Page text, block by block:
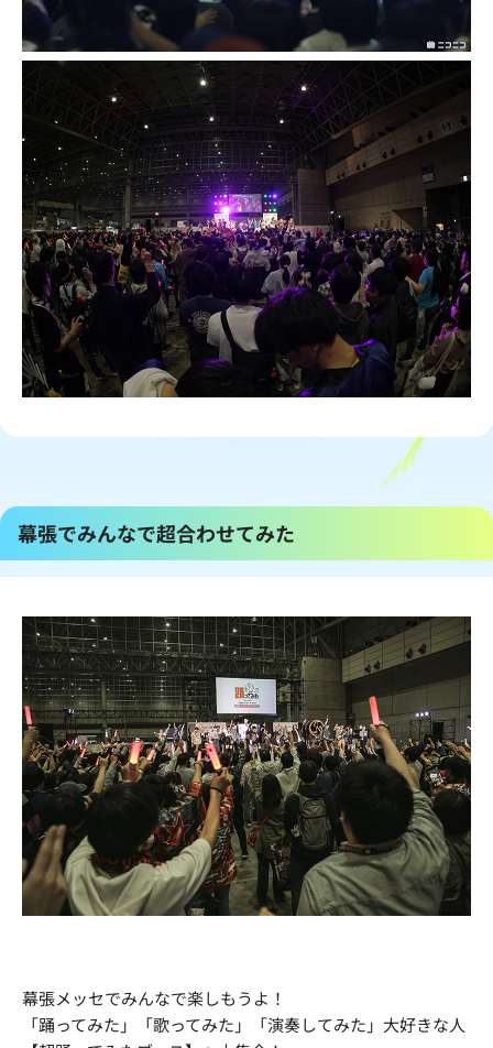
幕張でみんなで超合わせてみた
幕張メッセでみんなで楽しもうよ！
「踊ってみた」「歌ってみた」「演奏してみた」大好きな人